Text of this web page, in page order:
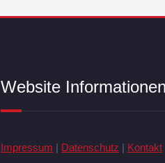
Website Informationen
Impressum | Datenschutz | Kontakt